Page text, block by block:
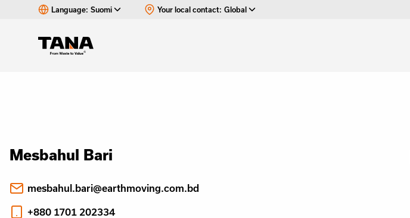
Language: Suomi Your local contact: Global
Mesbahul Bari
mesbahul.bari@earthmoving.com.bd
+880 1701 202334